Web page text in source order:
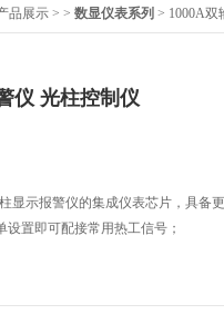
品展示 > > 数显仪表系列 > 1000A双
仪 光柱控制仪
显示报警仪的集成仪表芯片，具备
置即可配接常用热工信号；